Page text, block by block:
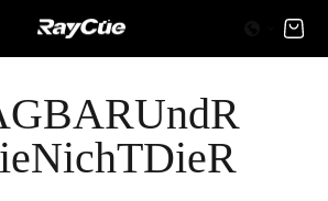
RayCue
0 Artikel
0